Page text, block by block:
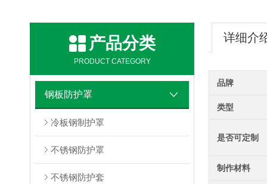
产品分类
PRODUCT CATEGORY
钢板防护罩
冷板钢制护罩
不锈钢防护罩
不锈钢防护套
详细介
品牌
类型
是否可定制
制作材料